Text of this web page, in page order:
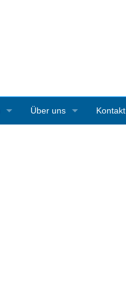
Über uns Kontakt